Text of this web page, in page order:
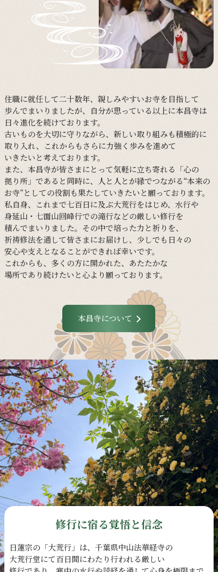
住職に就任して二十数年、 親しみやすいお寺を目指して
歩んでまいりましたが、 自分が思っている以上に本昌寺は
日々進化を続けております。
古いものを大切に守りながら、 新しい取り組みも積極的に
取り入れ、
これからも さらに力強く 歩みを進めて
いきたいと考えております。
また、 本昌寺が皆さまにとって気軽に立ち寄れる 「心の
拠り所」であると同時に、 人と 人とが縁でつながる“本来の
お寺”と しての役割も果たしていきたいと願っております。
私自身、
これまで七百日に及ぶ大荒行をはじめ、 水行や
身延山・ 七面山回峰行での滝行などの厳しい修行を
積んでまいりました。 その中で培った力と祈りを、
祈祷修法を通して皆さまにお届けし、 少しでも 日々の
安心や支えとなる ことができれば幸いです。
これからも、 多くの方に開かれた、 あたたかな
場所であり続けたいと心より願っております。
本昌寺について
修行に宿る覚悟と信念
日蓮宗の 「大荒行」は、 千葉県中山法華経寺の
大荒行堂にて百日間にわたり行われる厳しい